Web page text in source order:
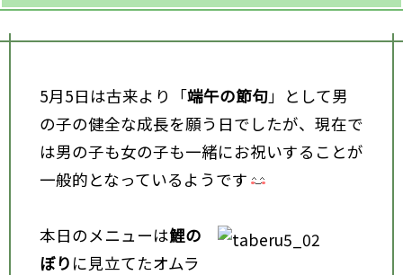
5月5日は古来より「端午の節句 」として男
の子の健全な成長を願う日でしたが、現在で
は男の子も女の子も一緒にお祝いすることが
一般的となっているようです
本日のメニューは鯉の
ぼり に見立てたオムラ